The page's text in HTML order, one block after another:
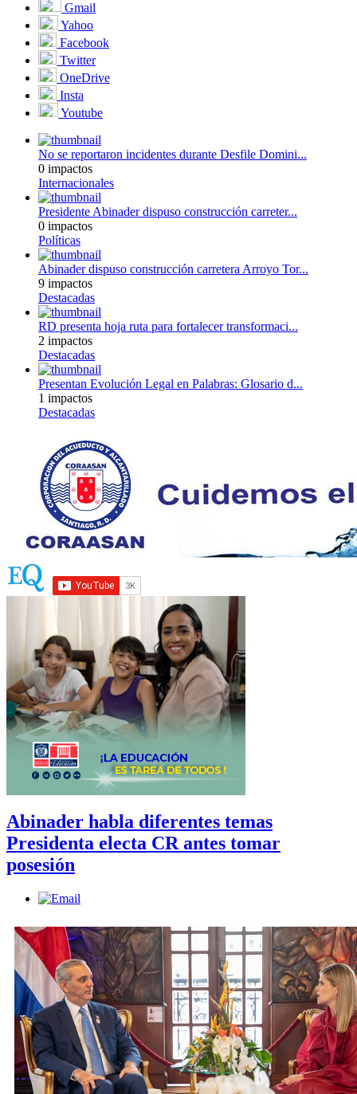
Gmail
Yahoo
Facebook
Twitter
OneDrive
Insta
Youtube
No se reportaron incidentes durante Desfile Domini...
0 impactos
Internacionales
Presidente Abinader dispuso construcción carreter...
0 impactos
Políticas
Abinader dispuso construcción carretera Arroyo Tor...
9 impactos
Destacadas
RD presenta hoja ruta para fortalecer transformaci...
2 impactos
Destacadas
Presentan Evolución Legal en Palabras: Glosario d...
1 impactos
Destacadas
Abinader habla diferentes temas
Presidenta electa CR antes tomar
posesión